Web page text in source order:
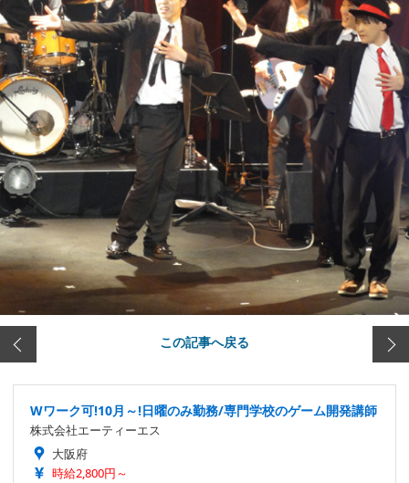
この記事へ戻る
Wワーク可!10月～!日曜のみ勤務/専門学校のゲーム開発講師
株式会社エーティーエス
大阪府
時給2,800円～